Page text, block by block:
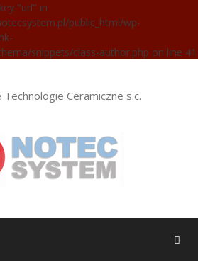
"url" in
public_html/wp-
snippets/class-author.php on line 41
Ceramiczne s.c.